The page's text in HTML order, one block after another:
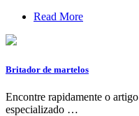
Read More
Britador de martelos
Encontre rapidamente o
especializado …